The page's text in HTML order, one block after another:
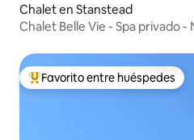
Chalet en Stanstead
Chalet Belle Vie - Spa privado -
De los mejores en Favorito
Favorito entre huéspedes